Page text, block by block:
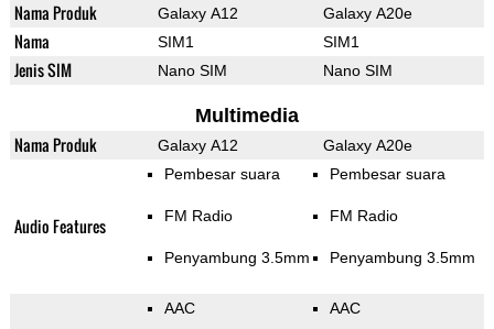
Nama Produk Galaxy A12 Galaxy A20e
Nama SIM1 SIM1
Jenis SIM Nano SIM Nano SIM
Multimedia
Nama Produk Galaxy A12 Galaxy A20e
Audio Features
Pembesar suara
FM Radio
Penyambung 3.5mm
Pembesar suara
FM Radio
Penyambung 3.5mm
AAC AAC